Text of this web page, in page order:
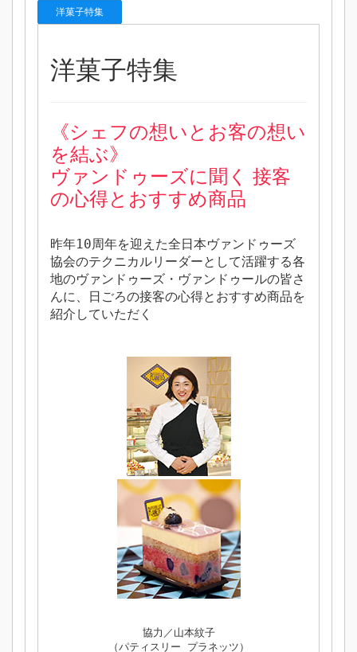
洋菓子特集
洋菓子特集
《シェフの想いとお客の想い
を結ぶ》
ヴァンドゥーズに聞く 接客
の心得とおすすめ商品
昨年10周年を迎えた全日本ヴァンドゥーズ
協会のテクニカルリーダーとして活躍する各
地のヴァンドゥーズ・ヴァンドゥールの皆さ
んに、日ごろの接客の心得とおすすめ商品を
紹介していただく
協力／山本紋子
（パティスリー プラネッツ）